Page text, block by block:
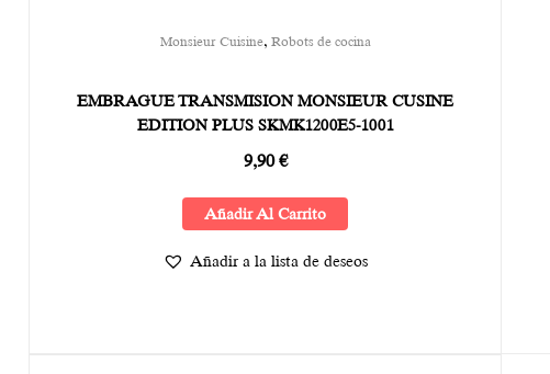
Monsieur Cuisine, Robots de cocina
EMBRAGUE TRANSMISION MONSIEUR CUSINE
EDITION PLUS SKMK1200E5-1001
9,90€
Añadir Al Carrito
Añadir a la lista de deseos